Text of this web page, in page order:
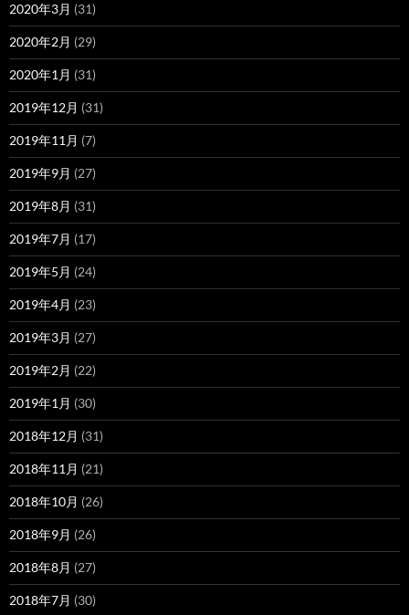
2020年3月 (31)
2020年2月 (29)
2020年1月 (31)
2019年12月 (31)
2019年11月 (7)
2019年9月 (27)
2019年8月 (31)
2019年7月 (17)
2019年5月 (24)
2019年4月 (23)
2019年3月 (27)
2019年2月 (22)
2019年1月 (30)
2018年12月 (31)
2018年11月 (21)
2018年10月 (26)
2018年9月 (26)
2018年8月 (27)
2018年7月 (30)